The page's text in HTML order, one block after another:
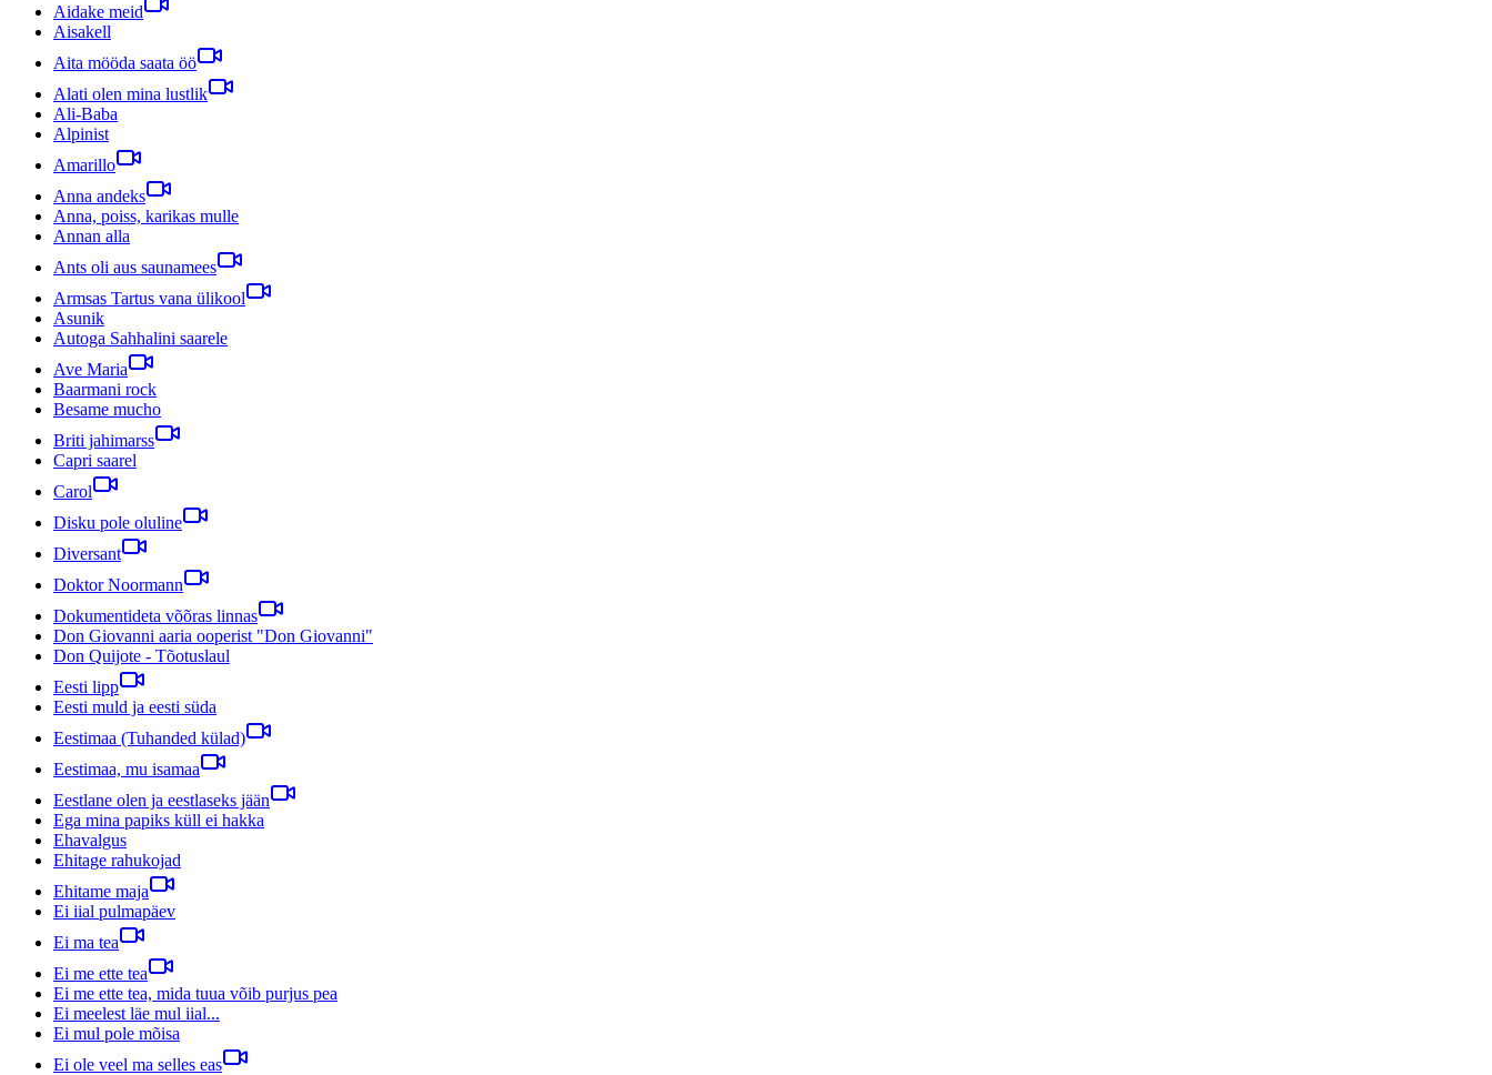
Aidake meid
Aisakell
Aita mööda saata öö
Alati olen mina lustlik
Ali-Baba
Alpinist
Amarillo
Anna andeks
Anna, poiss, karikas mulle
Annan alla
Ants oli aus saunamees
Armsas Tartus vana ülikool
Asunik
Autoga Sahhalini saarele
Ave Maria
Baarmani rock
Besame mucho
Briti jahimarss
Capri saarel
Carol
Disku pole oluline
Diversant
Doktor Noormann
Dokumentideta võõras linnas
Don Giovanni aaria ooperist "Don Giovanni"
Don Quijote - Tõotuslaul
Eesti lipp
Eesti muld ja eesti süda
Eestimaa (Tuhanded külad)
Eestimaa, mu isamaa
Eestlane olen ja eestlaseks jään
Ega mina papiks küll ei hakka
Ehavalgus
Ehitage rahukojad
Ehitame maja
Ei iial pulmapäev
Ei ma tea
Ei me ette tea
Ei me ette tea, mida tuua võib purjus pea
Ei meelest läe mul iial...
Ei mul pole mõisa
Ei ole veel ma selles eas